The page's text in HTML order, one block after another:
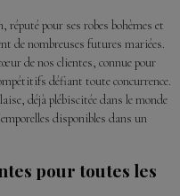
réputé pour ses robes bohèmes et
de nombreuses futures mariées.
de nos clientes, connue pour
défiant toute concurrence.
déjà plébiscitée dans le monde
disponibles dans un
pour toutes les